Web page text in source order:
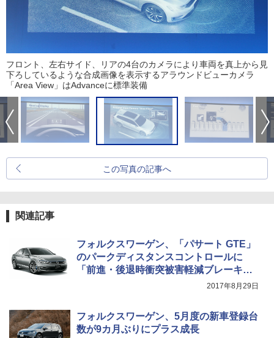
フロント、左右サイド、リアの4台のカメラにより車両を真上から見
下ろしているような合成画像を表示するアラウンドビューカメラ
「Area View」はAdvanceに標準装備
この写真の記事へ
関連記事
フォルクスワーゲン、「パサート GTE」
のパークディスタンスコントロールに
「前進・後退時衝突被害軽減ブレーキ」
2017年8月29日
フォルクスワーゲン、5月度の新車登録台
数が9カ月ぶりにプラス成長